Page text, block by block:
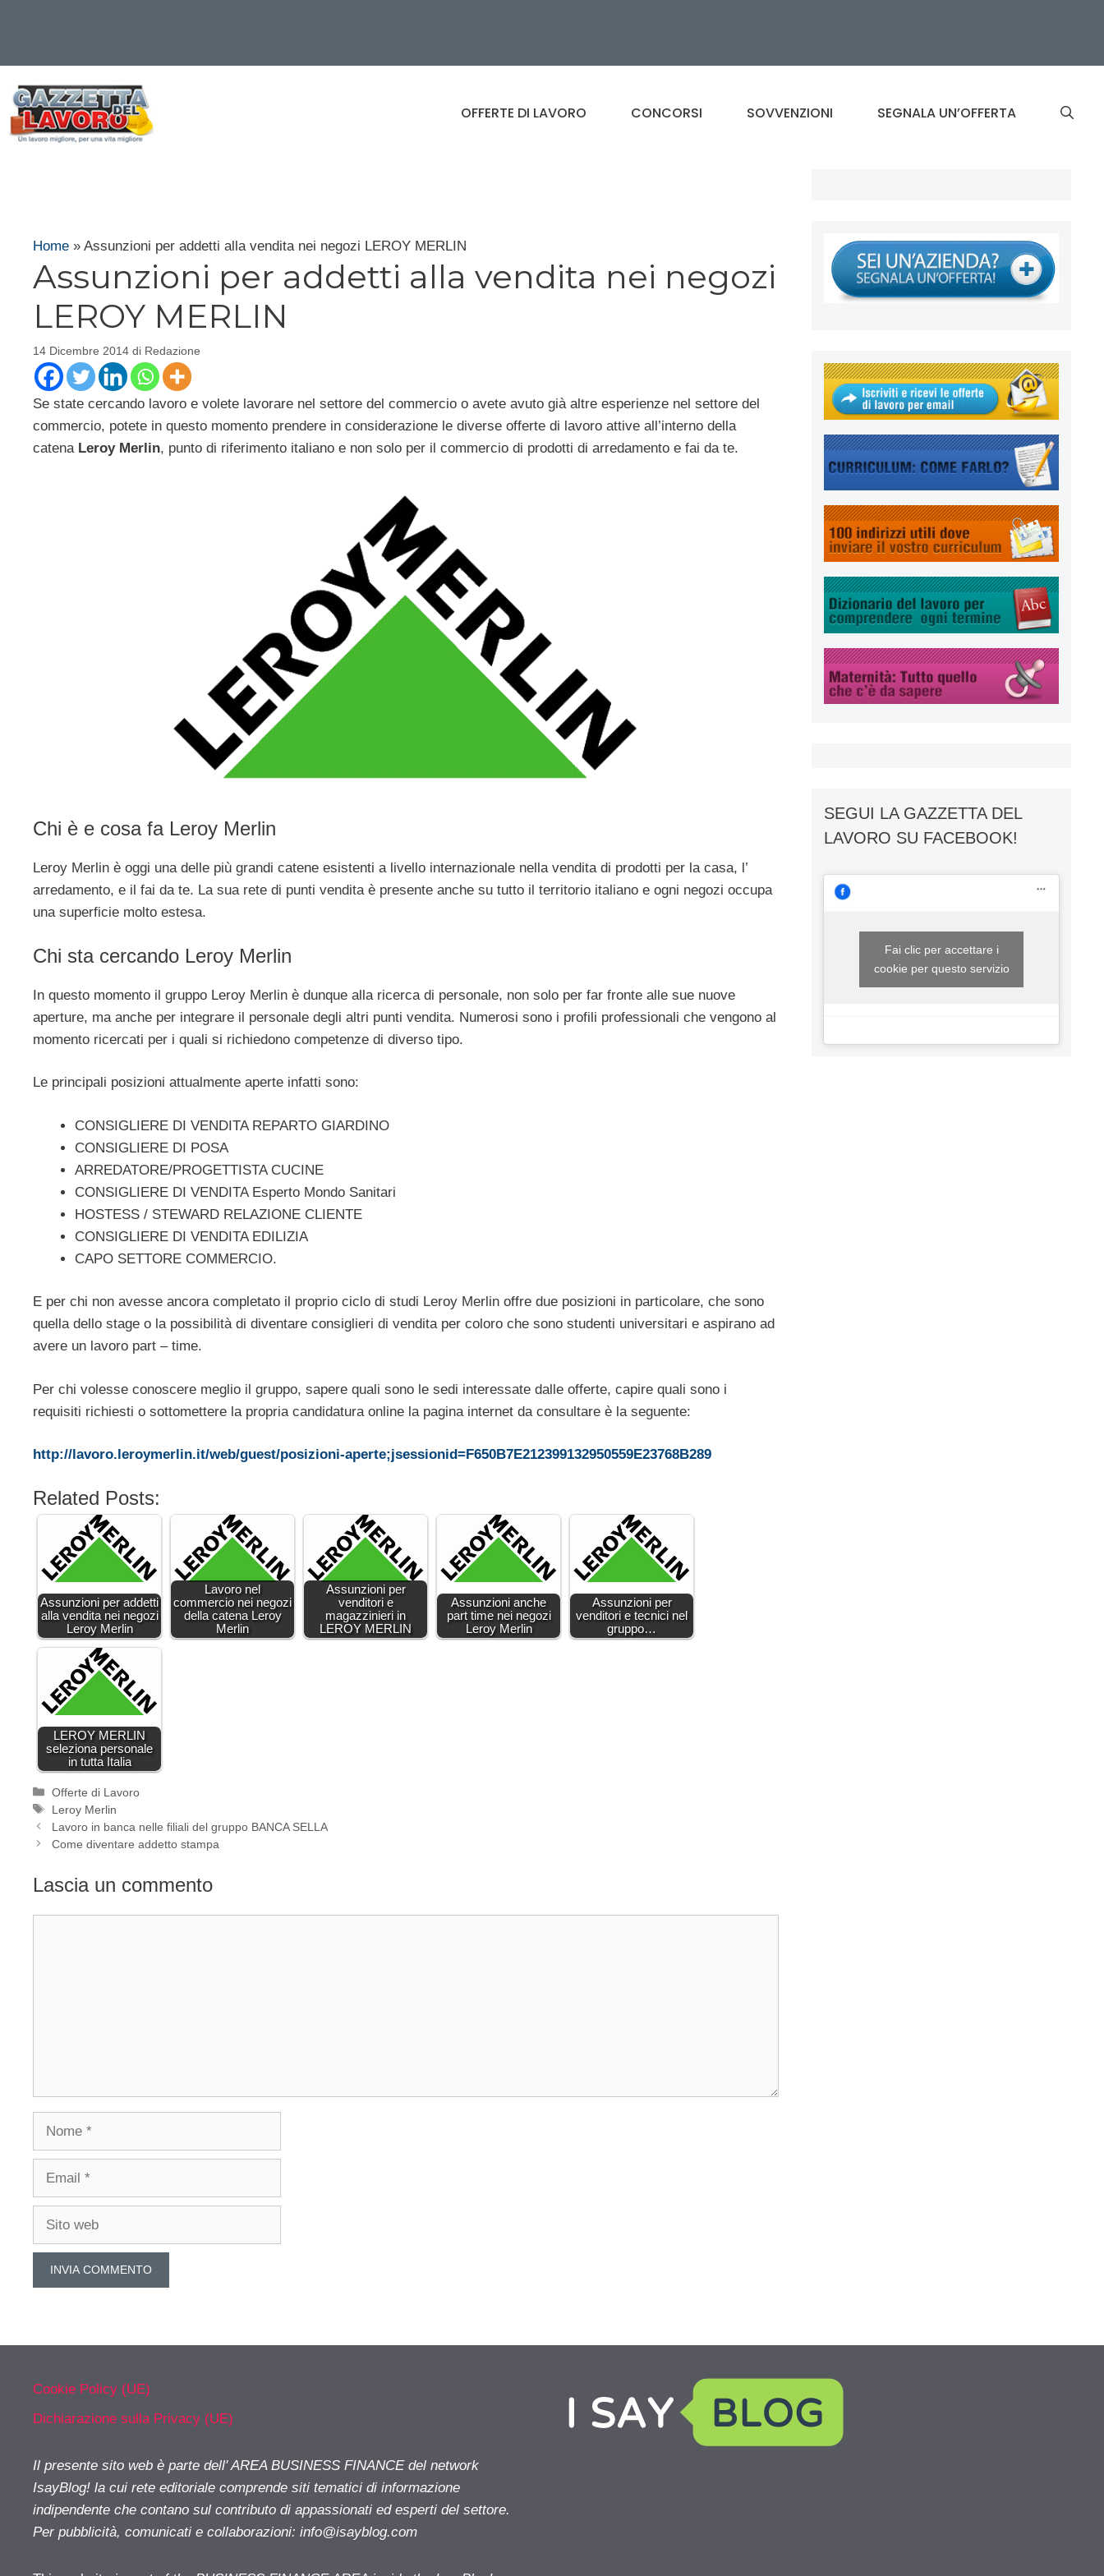
contenuto
OFFERTE DI LAVORO CONCORSI SOVVENZIONI SEGNALA UN’OFFERTA
Home » Assunzioni per addetti alla vendita nei negozi LEROY MERLIN
Assunzioni per addetti alla vendita nei negozi
LEROY MERLIN
14 Dicembre 2014 di Redazione
Se state cercando lavoro e volete lavorare nel settore del commercio o avete avuto già altre esperienze nel settore del
commercio, potete in questo momento prendere in considerazione le diverse offerte di lavoro attive all’interno della
catena Leroy Merlin, punto di riferimento italiano e non solo per il commercio di prodotti di arredamento e fai da te.
Chi è e cosa fa Leroy Merlin
Leroy Merlin è oggi una delle più grandi catene esistenti a livello internazionale nella vendita di prodotti per la casa, l’
arredamento, e il fai da te. La sua rete di punti vendita è presente anche su tutto il territorio italiano e ogni negozi occupa
una superficie molto estesa.
Chi sta cercando Leroy Merlin
In questo momento il gruppo Leroy Merlin è dunque alla ricerca di personale, non solo per far fronte alle sue nuove
aperture, ma anche per integrare il personale degli altri punti vendita. Numerosi sono i profili professionali che vengono al
momento ricercati per i quali si richiedono competenze di diverso tipo.
Le principali posizioni attualmente aperte infatti sono:
CONSIGLIERE DI VENDITA REPARTO GIARDINO
CONSIGLIERE DI POSA
ARREDATORE/PROGETTISTA CUCINE
CONSIGLIERE DI VENDITA Esperto Mondo Sanitari
HOSTESS / STEWARD RELAZIONE CLIENTE
CONSIGLIERE DI VENDITA EDILIZIA
CAPO SETTORE COMMERCIO.
E per chi non avesse ancora completato il proprio ciclo di studi Leroy Merlin offre due posizioni in particolare, che sono
quella dello stage o la possibilità di diventare consiglieri di vendita per coloro che sono studenti universitari e aspirano ad
avere un lavoro part – time.
Per chi volesse conoscere meglio il gruppo, sapere quali sono le sedi interessate dalle offerte, capire quali sono i
requisiti richiesti o sottomettere la propria candidatura online la pagina internet da consultare è la seguente:
http://lavoro.leroymerlin.it/web/guest/posizioni-aperte;jsessionid=F650B7E212399132950559E23768B289
Related Posts:
Assunzioni per addetti
alla vendita nei negozi
Leroy Merlin
Lavoro nel
commercio nei negozi
della catena Leroy
Merlin
Assunzioni per
venditori e
magazzinieri in
LEROY MERLIN
Assunzioni anche
part time nei negozi
Leroy Merlin
Assunzioni per
venditori e tecnici nel
gruppo…
LEROY MERLIN
seleziona personale
in tutta Italia
Categorie
Offerte di Lavoro
Tag
Leroy Merlin
Lavoro in banca nelle filiali del gruppo BANCA SELLA
Come diventare addetto stampa
Lascia un commento
Nome
Email
Sito
SEGUI LA GAZZETTA DEL
LAVORO SU FACEBOOK!
Fai clic per accettare i
cookie per questo servizio
Cookie Policy (UE)
Dichiarazione sulla Privacy (UE)
Il presente sito web è parte dell' AREA BUSINESS FINANCE del network
IsayBlog! la cui rete editoriale comprende siti tematici di informazione
indipendente che contano sul contributo di appassionati ed esperti del settore.
Per pubblicità, comunicati e collaborazioni: info@isayblog.com